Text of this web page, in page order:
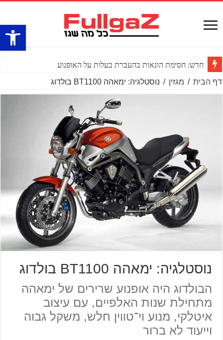
פתח
חדש: חסימת הונאות בהעברת בעלות על האופנוע
דף הבית / מגזין / נוסטלגיה: ימאהה BT1100 בולדוג
נוסטלגיה: ימאהה BT1100 בולדוג
הבולדוג היה אופנוע שרירים של ימאהה
מתחילת שנות האלפיים, עם עיצוב
איטלקי, מנוע וי־טווין חלש, משקל גבוה
וייעוד לא ברור